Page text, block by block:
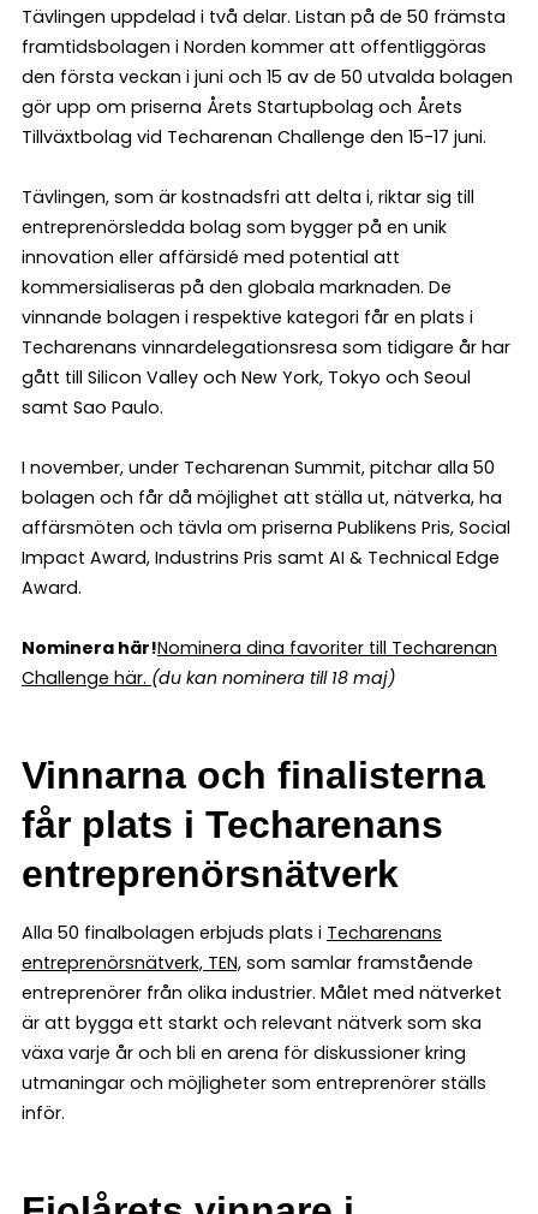
Tävlingen uppdelad i två delar. Listan på de 50 främsta
framtidsbolagen i Norden kommer att offentliggöras
den första veckan i juni och 15 av de 50 utvalda bolagen
gör upp om priserna Årets Startupbolag och Årets
Tillväxtbolag vid Techarenan Challenge den 15-17 juni.
Tävlingen, som är kostnadsfri att delta i, riktar sig till
entreprenörsledda bolag som bygger på en unik
innovation eller affärsidé med potential att
kommersialiseras på den globala marknaden. De
vinnande bolagen i respektive kategori får en plats i
Techarenans vinnardelegationsresa som tidigare år har
gått till Silicon Valley och New York, Tokyo och Seoul
samt Sao Paulo.
I november, under Techarenan Summit, pitchar alla 50
bolagen och får då möjlighet att ställa ut, nätverka, ha
affärsmöten och tävla om priserna Publikens Pris, Social
Impact Award, Industrins Pris samt AI & Technical Edge
Award.
Nominera här!Nominera dina favoriter till Techarenan
Challenge här. (du kan nominera till 18 maj)
Vinnarna och finalisterna
får plats i Techarenans
entreprenörsnätverk
Alla 50 finalbolagen erbjuds plats i Techarenans
entreprenörsnätverk, TEN, som samlar framstående
entreprenörer från olika industrier. Målet med nätverket
är att bygga ett starkt och relevant nätverk som ska
växa varje år och bli en arena för diskussioner kring
utmaningar och möjligheter som entreprenörer ställs
inför.